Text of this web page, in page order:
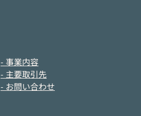
- 事業内容
- 主要取引先
- お問い合わせ